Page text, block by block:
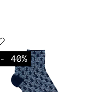
- 40%